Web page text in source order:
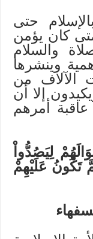
حتى
كان يؤمن
والسلام
وينشرها
الآلاف من
إلا أن
أمرهم
لِيَصُدُّواْ
تَكُونُ عَلَيْهِمْ